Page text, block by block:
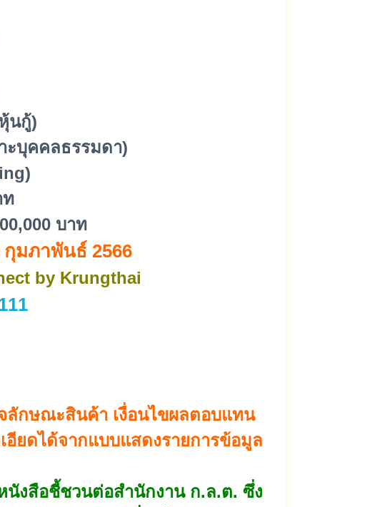
นกู้)
ะบุคคลธรรมดา)
ท
บาท
กุมภาพันธ์ 2566
by Krungthai
ลักษณะสินค้า เงื่อนไขผลตอบแทน
ยดได้จากแบบแสดงรายการข้อมูล
นังสือชี้ชวนต่อสำนักงาน ก.ล.ต. ซึ่ง